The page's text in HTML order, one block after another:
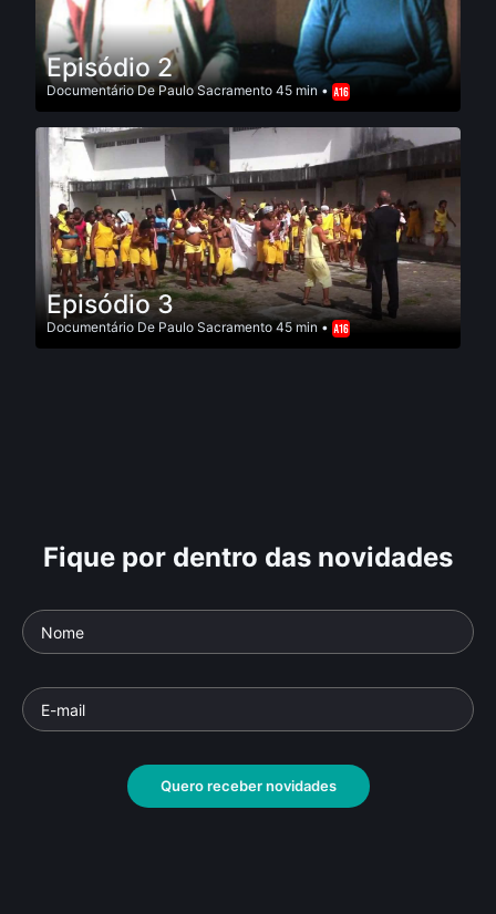
Episódio 2
DocumentárioDe Paulo Sacramento 45 min •
Episódio 3
Documentário DePaulo Sacramento 45 min •
Fique por dentro das novidades
Quero receber novidades